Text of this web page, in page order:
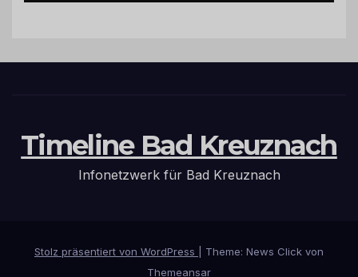
Timeline Bad Kreuznach
Infonetzwerk für Bad Kreuznach
Stolz präsentiert von WordPress
Theme: News Click von
Themeansar